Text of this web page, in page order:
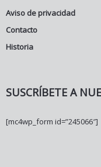
Aviso de privacidad
Contacto
Historia
SUSCRÍBETE A
[mc4wp_form id=”245066″]